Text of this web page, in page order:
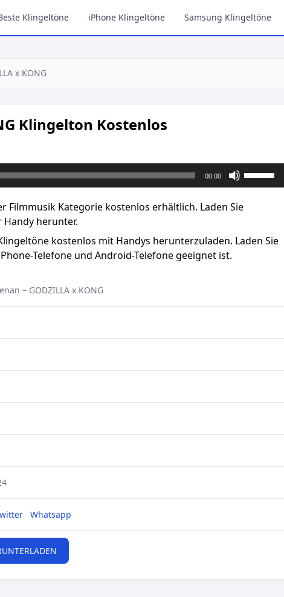
Klingeltöne iPhone Klingeltöne Samsung Klingeltöne
x KONG
Klingelton Kostenlos
00:00
Lautstärke
Filmmusik Kategorie kostenlos erhältlich. Laden Sie
Handy herunter.
kostenlos mit Handys herunterzuladen. Laden Sie
Telefone und Android-Telefone geeignet ist.
– GODZILLA x KONG
Whatsapp